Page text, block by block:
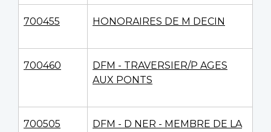
700455 HONORAIRES DE M DECIN
700460
DFM - TRAVERSIER/P AGES
AUX PONTS
700505
DFM - D NER - MEMBRE DE LA